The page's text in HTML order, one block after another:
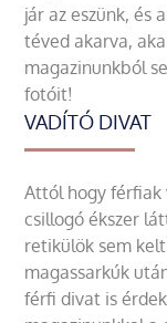
jár az eszünk, és
téved akarva,
magazinunkból
fotóit!
VADÍTÓ DIVAT
Attól hogy férfiak
csillogó ékszer
retikülök sem
magassarkúk
férfi divat is